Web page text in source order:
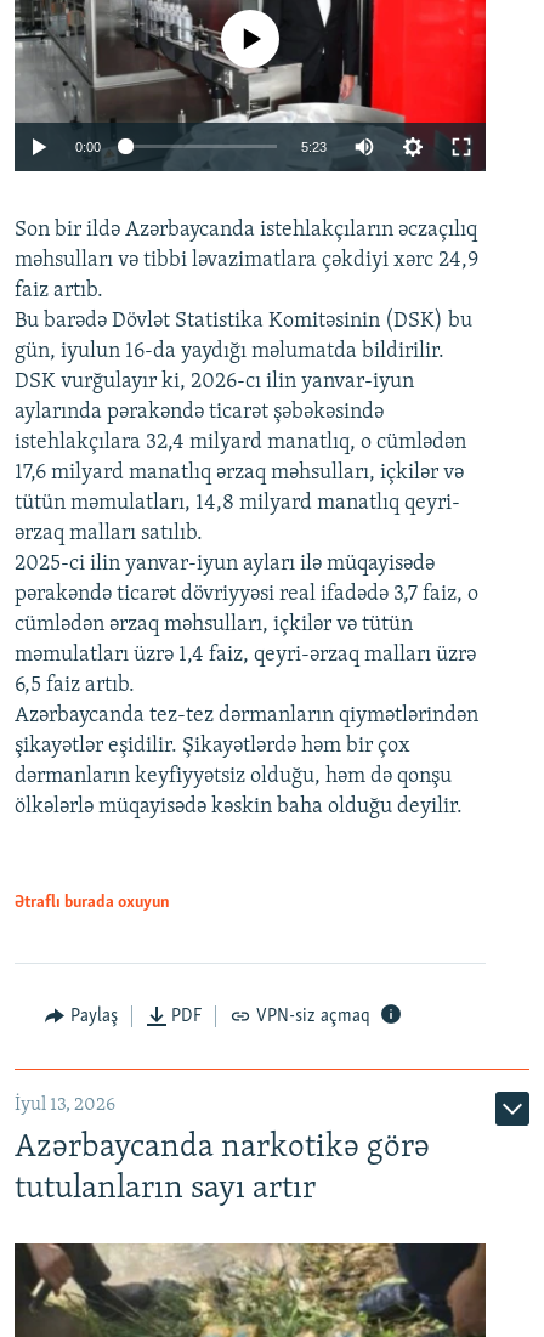
Auto 240p 360p 480p
720p 1080p
No media source currently available
0:00 5:23
360p
480p
720p
1080p
Son bir ildə Azərbaycanda istehlakçıların əczaçılıq
məhsulları və tibbi ləvazimatlara çəkdiyi xərc 24,9
faiz artıb.
Bu barədə Dövlət Statistika Komitəsinin (DSK) bu
gün, iyulun 16-da yaydığı məlumatda bildirilir.
DSK vurğulayır ki, 2026-cı ilin yanvar-iyun
aylarında pərakəndə ticarət şəbəkəsində
istehlakçılara 32,4 milyard manatlıq, o cümlədən
17,6 milyard manatlıq ərzaq məhsulları, içkilər və
tütün məmulatları, 14,8 milyard manatlıq qeyri-
ərzaq malları satılıb.
2025-ci ilin yanvar-iyun ayları ilə müqayisədə
pərakəndə ticarət dövriyyəsi real ifadədə 3,7 faiz, o
cümlədən ərzaq məhsulları, içkilər və tütün
məmulatları üzrə 1,4 faiz, qeyri-ərzaq malları üzrə
6,5 faiz artıb.
Azərbaycanda tez-tez dərmanların qiymətlərindən
şikayətlər eşidilir. Şikayətlərdə həm bir çox
dərmanların keyfiyyətsiz olduğu, həm də qonşu
ölkələrlə müqayisədə kəskin baha olduğu deyilir.
Ətraflı burada oxuyun
Paylaş PDF VPN-siz açmaq
İyul 13, 2026
Azərbaycanda narkotikə görə
tutulanların sayı artır